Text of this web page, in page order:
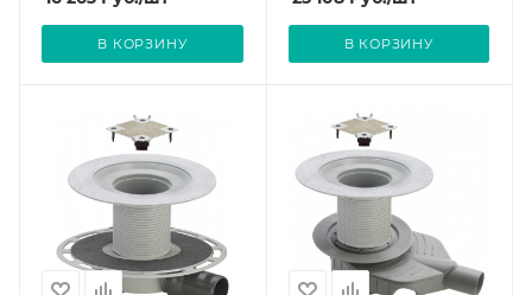
В КОРЗИНУ
арт.687694 (4980.60)
В КОРЗИНУ